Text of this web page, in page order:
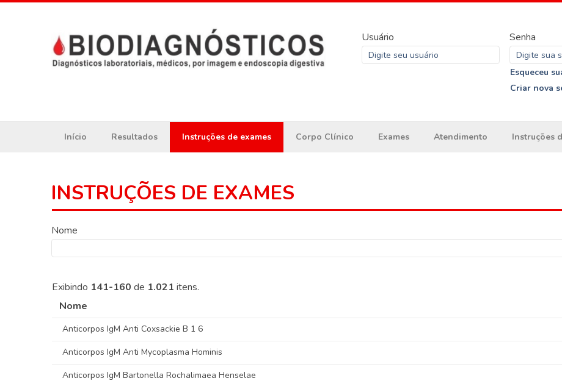
Usuário Senha
Esqueceu
Criar nova
Início Resultados Instruções de exames Corpo Clínico Exames Atendimento Instruções
INSTRUÇÕES DE EXAMES
Nome
Exibindo 141-160 de 1.021 itens.
Nome
Anticorpos IgM Anti Coxsackie B 1 6
Anticorpos IgM Anti Mycoplasma Hominis
Anticorpos IgM Bartonella Rochalimaea Henselae